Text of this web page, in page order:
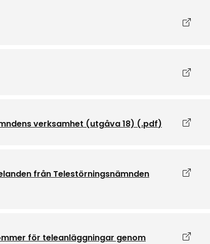
verksamhet (utgåva 18) (.pdf)
från Telestörningsnämnden
för teleanläggningar genom